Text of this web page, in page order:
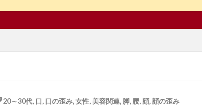
20～30代, 口, 口の歪み,女性,美容関連, 脚, 腰, 顔, 顔の歪み